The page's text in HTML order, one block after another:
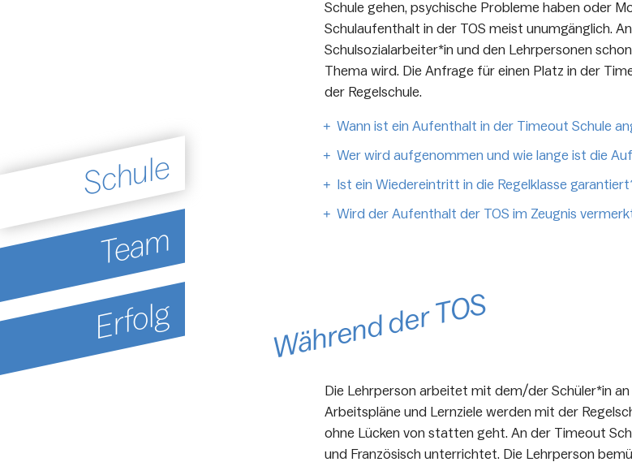
Schule
Team
Erfolg
Schule gehen, psychische Probleme haben oder
Schulaufenthalt in der TOS meist unumgänglich.
Schulsozialarbeiter*in und den Lehrpersonen
Thema wird. Die Anfrage für einen Platz in der
der Regelschule.
Wann ist ein Aufenthalt in der Timeout Schule
Wer wird aufgenommen und wie lange ist die
Ist ein Wiedereintritt in die Regelklasse
Wird der Aufenthalt der TOS im Zeugnis
Während der TOS
Die Lehrperson arbeitet mit dem/der Schüler*in
Arbeitspläne und Lernziele werden mit der
ohne Lücken von statten geht. An der Timeout
und Französisch unterrichtet. Die Lehrperson